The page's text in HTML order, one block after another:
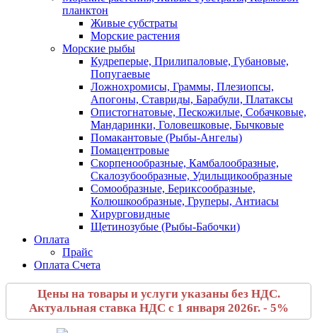
планктон
Живые субстраты
Морские растения
Морские рыбы
Кудреперые, Прилипаловые, Губановые,
Попугаевые
Ложнохромисы, Граммы, Плезиопсы,
Апогоны, Ставриды, Барабули, Платаксы
Опистогнатовые, Пескожилые, Собачковые,
Мандаринки, Головешковые, Бычковые
Помакантовые (Рыбы-Ангелы)
Помацентровые
Скорпенообразные, Камбалообразные,
Скалозубообразные, Удильщикообразные
Сомообразные, Бериксообразные,
Колюшкообразные, Груперы, Антиасы
Хирурговидные
Щетинозубые (Рыбы-Бабочки)
Оплата
Прайс
Оплата Счета
Цены на товары и услуги указаны без НДС.
Актуальная ставка НДС с 1 января 2026г. - 5%